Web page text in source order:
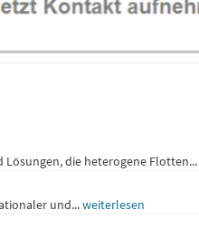
die heterogene Flotten...
und...weiterlesen